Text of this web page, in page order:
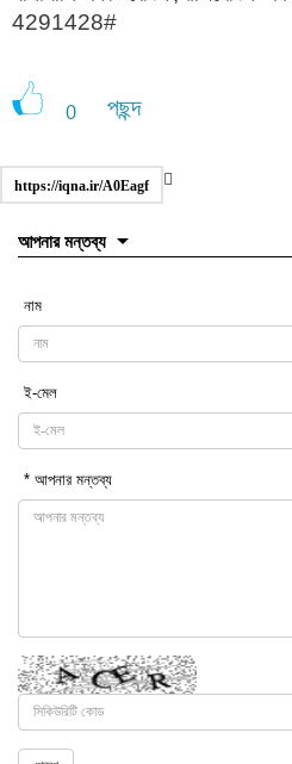
4291428#
0 পছন্দ
https://iqna.ir/A0Eagf
আপনার মন্তব্য
নাম
ই-মেল
* আপনার মন্তব্য